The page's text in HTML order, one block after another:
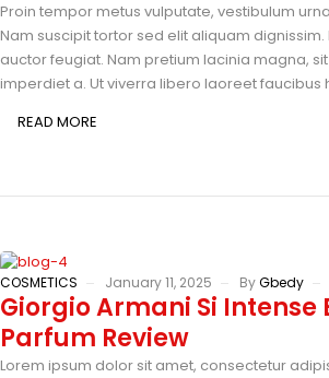
Proin tempor metus vulputate, vestibulum
Nam suscipit tortor sed elit aliquam dignissim.
auctor feugiat. Nam pretium lacinia magna,
imperdiet a. Ut viverra libero laoreet faucibus
READ MORE
COSMETICS January 11, 2025 ByGbedy
Giorgio Armani Si Intense
Parfum Review
Lorem ipsum dolor sit amet, consectetur